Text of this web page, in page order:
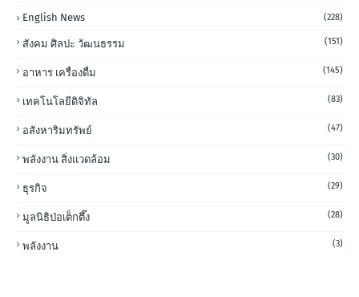
English News (228)
สังคม ศิลปะ วัฒนธรรม (151)
อาหาร เครื่องดื่ม (145)
เทคโนโลยีดิจิทัล (83)
อสังหาริมทรัพย์ (47)
พลังงาน สิ่งแวดล้อม (30)
ธุรกิจ (29)
มูลนิธิป่อเต็กตึ๊ง (28)
พลังงาน (3)